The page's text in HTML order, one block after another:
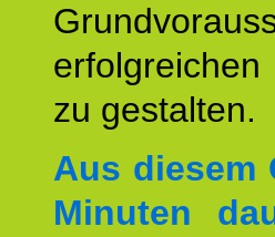
zu gestalten.
Aus diesem
Minuten